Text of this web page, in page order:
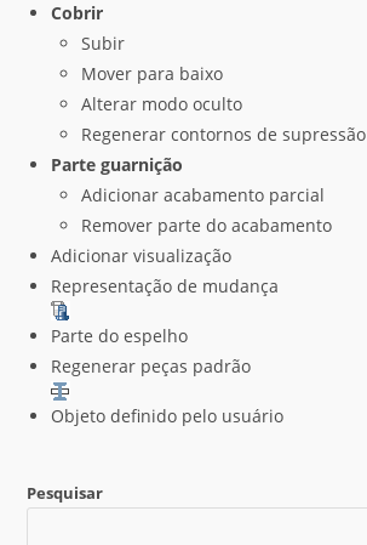
Cobrir
Subir
Mover para baixo
Alterar modo oculto
Regenerar contornos de supressão
Parte guarnição
Adicionar acabamento parcial
Remover parte do acabamento
Adicionar visualização
Representação de mudança
Parte do espelho
Regenerar peças padrão
Objeto definido pelo usuário
Pesquisar